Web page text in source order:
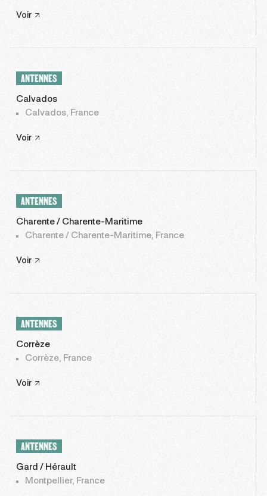
Voir
ANTENNES
Calvados
Calvados, France
Voir
ANTENNES
Charente / Charente-Maritime
Charente / Charente-Maritime, France
Voir
ANTENNES
Corrèze
Corrèze, France
Voir
ANTENNES
Gard / Hérault
Montpellier, France